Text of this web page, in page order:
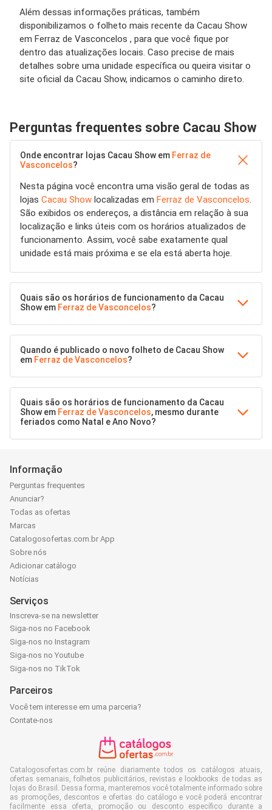
Além dessas informações práticas, também
disponibilizamos o folheto mais recente da Cacau Show
em Ferraz de Vasconcelos , para que você fique por
dentro das atualizações locais. Caso precise de mais
detalhes sobre uma unidade específica ou queira visitar o
site oficial da Cacau Show, indicamos o caminho direto.
Perguntas frequentes sobre Cacau Show
Onde encontrar lojas Cacau Show em Ferraz de
Vasconcelos?
Nesta página você encontra uma visão geral de todas as
lojas Cacau Show localizadas em Ferraz de Vasconcelos.
São exibidos os endereços, a distância em relação à sua
localização e links úteis com os horários atualizados de
funcionamento. Assim, você sabe exatamente qual
unidade está mais próxima e se ela está aberta hoje.
Quais são os horários de funcionamento da Cacau
Show em Ferraz de Vasconcelos?
Quando é publicado o novo folheto de Cacau Show
em Ferraz de Vasconcelos?
Quais são os horários de funcionamento da Cacau
Show em Ferraz de Vasconcelos, mesmo durante
feriados como Natal e Ano Novo?
Informação
Perguntas frequentes
Anunciar?
Todas as ofertas
Marcas
Catalogosofertas.com.br App
Sobre nós
Adicionar catálogo
Notícias
Serviços
Inscreva-se na newsletter
Siga-nos no Facebook
Siga-nos no Instagram
Siga-nos no Youtube
Siga-nos no TikTok
Parceiros
Você tem interesse em uma parceria?
Contate-nos
Catalogosofertas.com.br reúne diariamente todos os catálogos atuais,
ofertas semanais, folhetos publicitários, revistas e lookbooks de todas as
lojas do Brasil. Dessa forma, manteremos você totalmente informado sobre
as promoções, descontos e ofertas do catálogo e você poderá encontrar
facilmente essa oferta, promoção ou desconto específico durante a